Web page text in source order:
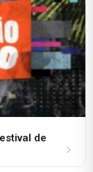
de